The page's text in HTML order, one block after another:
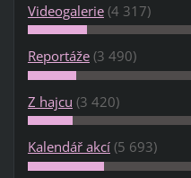
Videogalerie (4 317)
Reportáže (3 490)
Z hajcu (3 420)
Kalendář akcí (5 693)